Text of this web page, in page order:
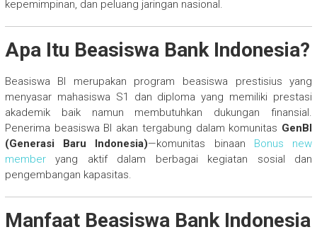
kepemimpinan, dan peluang jaringan nasional.
Apa Itu Beasiswa Bank Indonesia?
Beasiswa BI merupakan program beasiswa prestisius yang
menyasar mahasiswa S1 dan diploma yang memiliki prestasi
akademik baik namun membutuhkan dukungan finansial.
Penerima beasiswa BI akan tergabung dalam komunitas GenBI
(Generasi Baru Indonesia)—komunitas binaan Bonus new
memberyang aktif dalam berbagai kegiatan sosial dan
pengembangan kapasitas.
Manfaat Beasiswa Bank Indonesia